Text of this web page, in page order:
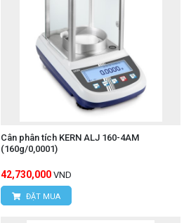
Cân phân tích KERN ALJ 160-4AM
(160g/0,0001)
42,730,000 VND
ĐẶT MUA